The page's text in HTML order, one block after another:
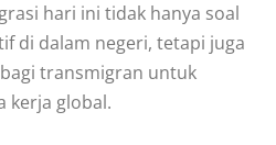
hari ini tidak hanya soal
di dalam negeri, tetapi juga
transmigran untuk
kerja global.